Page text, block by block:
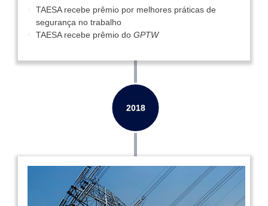
TAESA recebe prêmio por melhores práticas de
segurança no trabalho
TAESA recebe prêmio do GPTW